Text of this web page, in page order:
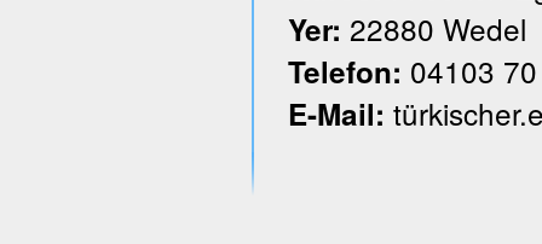
Yer: 22880 Wedel
Telefon: 04103
E-Mail: